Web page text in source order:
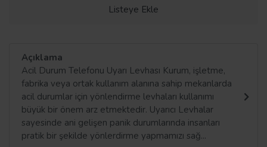
Listeye Ekle
Açıklama
Acil Durum Telefonu Uyarı Levhası Kurum, işletme,
fabrika veya ortak kullanım alanına sahip mekanlarda
acil durumlar için yönlendirme levhaları kullanımı
büyük bir önem arz etmektedir. Uyarıcı Levhalar
sayesinde ani gelişen panik durumlarında insanları
pratik bir şekilde yönlerdirme yapmamızı sağ...